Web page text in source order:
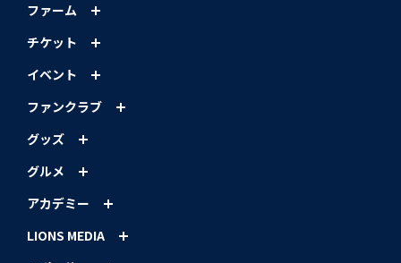
ファーム
チケット
イベント
ファンクラブ
グッズ
グルメ
アカデミー
LIONS MEDIA